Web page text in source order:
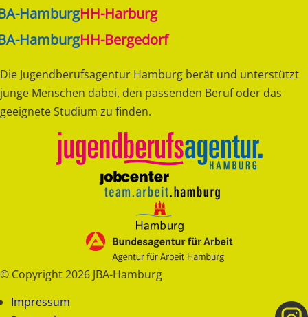
HamburgHH-Harburg
HamburgHH-Bergedorf
Die Jugendberufsagentur Hamburg berät und unterstützt
junge Menschen dabei, den passenden Beruf oder das
geeignete Studium zu finden.
© Copyright 2026 JBA-Hamburg
Fußzeile
Impressum